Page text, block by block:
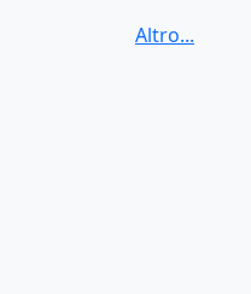
Pianoforte